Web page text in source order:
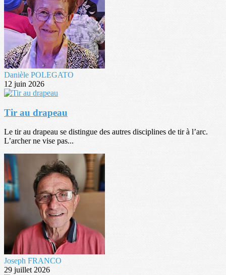
Danièle POLEGATO
12 juin 2026
Tir au drapeau
Le tir au drapeau se distingue des autres disciplines de tir à l’arc.
L’archer ne vise pas...
Joseph FRANCO
29 juillet 2026